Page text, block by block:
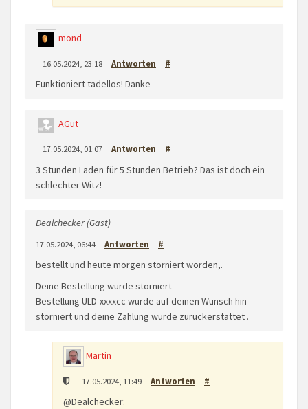
mond
16.05.2024, 23:18 Antworten #
Funktioniert tadellos! Danke
AGut
17.05.2024, 01:07 Antworten #
3 Stunden Laden für 5 Stunden Betrieb? Das ist doch ein
schlechter Witz!
Dealchecker (Gast)
17.05.2024, 06:44 Antworten #
bestellt und heute morgen storniert worden,.
Deine Bestellung wurde storniert
Bestellung ULD-xxxxcc wurde auf deinen Wunsch hin
storniert und deine Zahlung wurde zurückerstattet .
Martin
17.05.2024, 11:49 Antworten #
@Dealchecker: